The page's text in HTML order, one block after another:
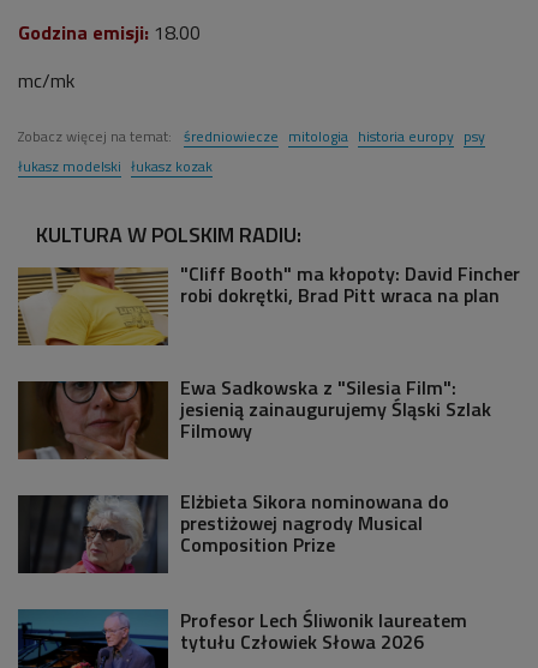
Godzina emisji: 18.00
mc/mk
Zobacz więcej na temat: średniowiecze mitologia historia europy psy
łukasz modelski łukasz kozak
KULTURA W POLSKIM RADIU:
"Cliff Booth" ma kłopoty: David Fincher
robi dokrętki, Brad Pitt wraca na plan
Ewa Sadkowska z "Silesia Film":
jesienią zainaugurujemy Śląski Szlak
Filmowy
Elżbieta Sikora nominowana do
prestiżowej nagrody Musical
Composition Prize
Profesor Lech Śliwonik laureatem
tytułu Człowiek Słowa 2026